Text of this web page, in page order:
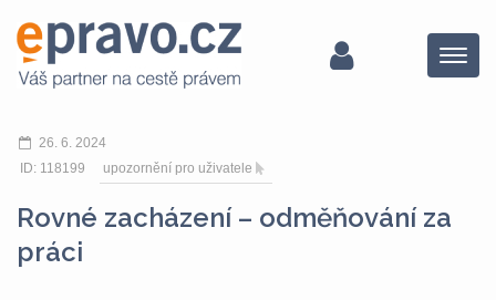
Menu
26. 6. 2024
ID: 118199
upozornění pro uživatele
Rovné zacházení – odměňování za
práci